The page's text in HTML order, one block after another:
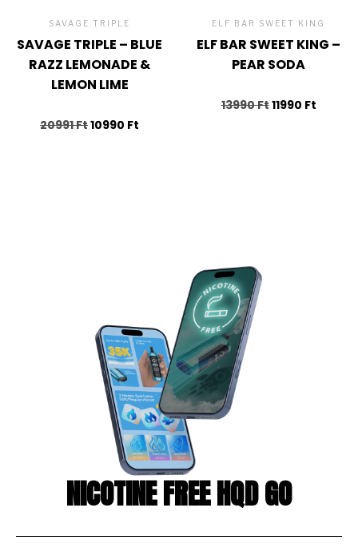
SAVAGE TRIPLE
SAVAGE TRIPLE – BLUE
RAZZ LEMONADE &
LEMON LIME
20991Ft10990 Ft
ELF BAR SWEET KING
ELF BAR SWEET KING –
PEAR SODA
13990Ft11990 Ft
NICOTINE FREE HQD GO